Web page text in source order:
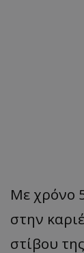
Με χρόνο
στην
στίβου